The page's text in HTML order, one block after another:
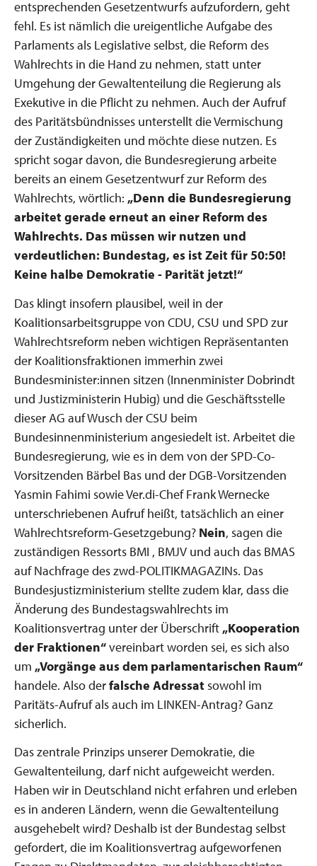
entsprechenden Gesetzentwurfs aufzufordern, geht
fehl. Es ist nämlich die ureigentliche Aufgabe des
Parlaments als Legislative selbst, die Reform des
Wahlrechts in die Hand zu nehmen, statt unter
Umgehung der Gewaltenteilung die Regierung als
Exekutive in die Pflicht zu nehmen. Auch der Aufruf
des Paritätsbündnisses unterstellt die Vermischung
der Zuständigkeiten und möchte diese nutzen. Es
spricht sogar davon, die Bundesregierung arbeite
bereits an einem Gesetzentwurf zur Reform des
Wahlrechts, wörtlich: „Denn die Bundesregierung
arbeitet gerade erneut an einer Reform des
Wahlrechts. Das müssen wir nutzen und
verdeutlichen: Bundestag, es ist Zeit für 50:50!
Keine halbe Demokratie - Parität jetzt!“
Das klingt insofern plausibel, weil in der
Koalitionsarbeitsgruppe von CDU, CSU und SPD zur
Wahlrechtsreform neben wichtigen Repräsentanten
der Koalitionsfraktionen immerhin zwei
Bundesminister:innen sitzen (Innenminister Dobrindt
und Justizministerin Hubig) und die Geschäftsstelle
dieser AG auf Wusch der CSU beim
Bundesinnenministerium angesiedelt ist. Arbeitet die
Bundesregierung, wie es in dem von der SPD-Co-
Vorsitzenden Bärbel Bas und der DGB-Vorsitzenden
Yasmin Fahimi sowie Ver.di-Chef Frank Wernecke
unterschriebenen Aufruf heißt, tatsächlich an einer
Wahlrechtsreform-Gesetzgebung? Nein, sagen die
zuständigen Ressorts BMI , BMJV und auch das BMAS
auf Nachfrage des zwd-POLITIKMAGAZINs. Das
Bundesjustizministerium stellte zudem klar, dass die
Änderung des Bundestagswahlrechts im
Koalitionsvertrag unter der Überschrift „Kooperation
der Fraktionen“vereinbart worden sei, es sich also
um „Vorgänge aus dem parlamentarischen Raum“
handele. Also derfalsche Adressat sowohl im
Paritäts-Aufruf als auch im LINKEN-Antrag? Ganz
sicherlich.
Das zentrale Prinzips unserer Demokratie, die
Gewaltenteilung, darf nicht aufgeweicht werden.
Haben wir in Deutschland nicht erfahren und erleben
es in anderen Ländern, wenn die Gewaltenteilung
ausgehebelt wird? Deshalb ist der Bundestag selbst
gefordert, die im Koalitionsvertrag aufgeworfenen